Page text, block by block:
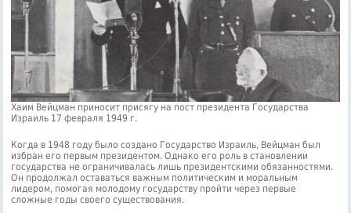
Хаим Вейцман приносит присягу на пост президента Государства
Израиль 17 февраля 1949 г.
Когда в 1948 году было создано Государство Израиль, Вейцман был
избран его первым президентом. Однако его роль в становлении
государства не ограничивалась лишь президентскими обязанностями.
Он продолжал оставаться важным политическим и моральным
лидером, помогая молодому государству пройти через первые
сложные годы своего существования.